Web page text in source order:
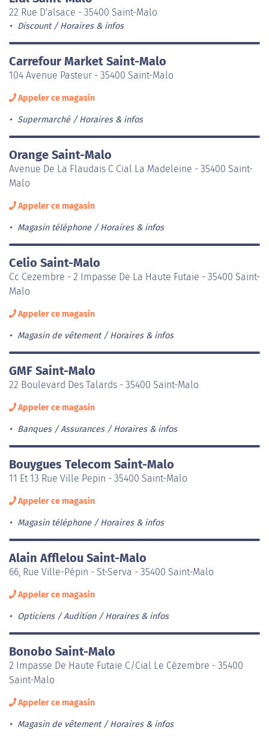
22 Rue D'alsace - 35400 Saint-Malo
Discount Horaires & infos
Carrefour Market Saint-Malo
104 Avenue Pasteur - 35400 Saint-Malo
Appeler ce magasin
Supermarché Horaires & infos
Orange Saint-Malo
Avenue De La Flaudais C Cial La Madeleine - 35400 Saint-
Malo
Appeler ce magasin
Magasin téléphone Horaires & infos
Celio Saint-Malo
Cc Cezembre - 2 Impasse De La Haute Futaie - 35400 Saint-
Malo
Appeler ce magasin
Magasin de vêtement Horaires & infos
GMF Saint-Malo
22 Boulevard Des Talards - 35400 Saint-Malo
Appeler ce magasin
Banques / Assurances Horaires & infos
Bouygues Telecom Saint-Malo
11 Et 13 Rue Ville Pepin - 35400 Saint-Malo
Appeler ce magasin
Magasin téléphone Horaires & infos
Alain Afflelou Saint-Malo
66, Rue Ville-Pépin - St-Serva - 35400 Saint-Malo
Appeler ce magasin
Opticiens / Audition Horaires & infos
Bonobo Saint-Malo
2 Impasse De Haute Futaie C/Cial Le Cézembre - 35400
Saint-Malo
Appeler ce magasin
Magasin de vêtement Horaires & infos